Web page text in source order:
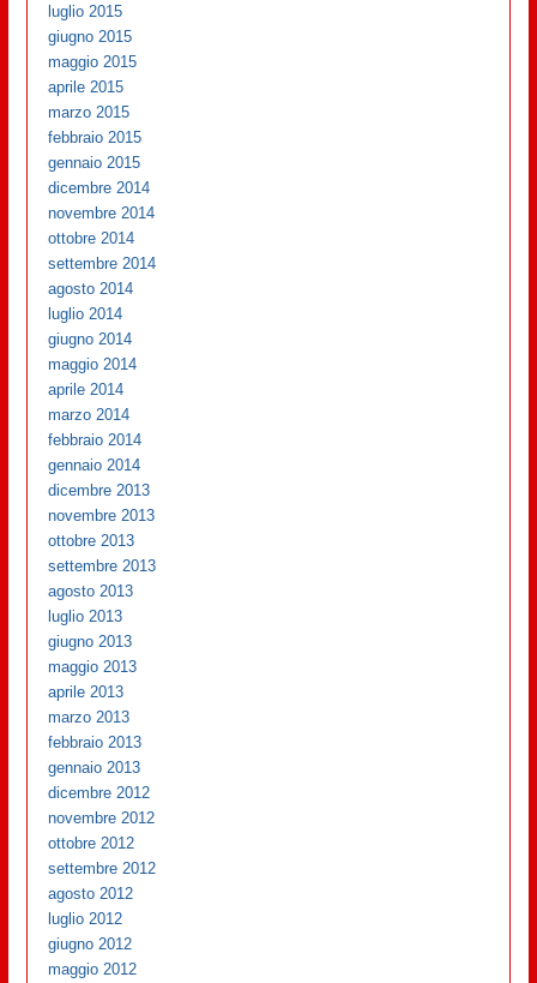
luglio 2015
giugno 2015
maggio 2015
aprile 2015
marzo 2015
febbraio 2015
gennaio 2015
dicembre 2014
novembre 2014
ottobre 2014
settembre 2014
agosto 2014
luglio 2014
giugno 2014
maggio 2014
aprile 2014
marzo 2014
febbraio 2014
gennaio 2014
dicembre 2013
novembre 2013
ottobre 2013
settembre 2013
agosto 2013
luglio 2013
giugno 2013
maggio 2013
aprile 2013
marzo 2013
febbraio 2013
gennaio 2013
dicembre 2012
novembre 2012
ottobre 2012
settembre 2012
agosto 2012
luglio 2012
giugno 2012
maggio 2012